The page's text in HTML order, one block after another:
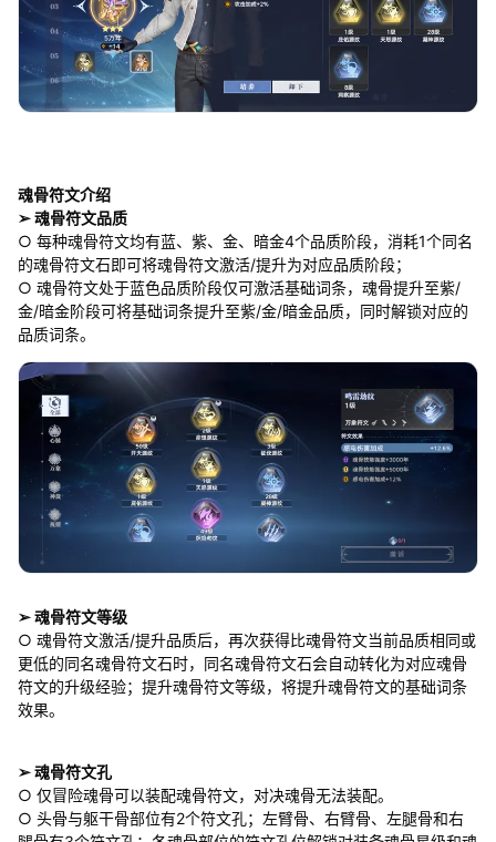
魂骨符文介绍
➢ 魂骨符文品质
○ 每种魂骨符文均有蓝、紫、金、暗金4个品质阶段，消耗1个同名
的魂骨符文石即可将魂骨符文激活/提升为对应品质阶段；
○ 魂骨符文处于蓝色品质阶段仅可激活基础词条，魂骨提升至紫/
金/暗金阶段可将基础词条提升至紫/金/暗金品质，同时解锁对应的
品质词条。
➢ 魂骨符文等级
○ 魂骨符文激活/提升品质后，再次获得比魂骨符文当前品质相同或
更低的同名魂骨符文石时，同名魂骨符文石会自动转化为对应魂骨
符文的升级经验；提升魂骨符文等级，将提升魂骨符文的基础词条
效果。
➢ 魂骨符文孔
○ 仅冒险魂骨可以装配魂骨符文，对决魂骨无法装配。
○ 头骨与躯干骨部位有2个符文孔；左臂骨、右臂骨、左腿骨和右